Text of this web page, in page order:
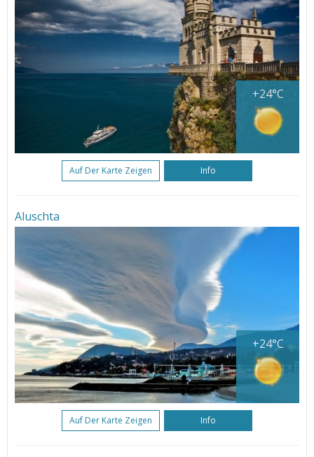
+24°C
Auf Der Karte Zeigen Info
Aluschta
+24°C
Auf Der Karte Zeigen Info